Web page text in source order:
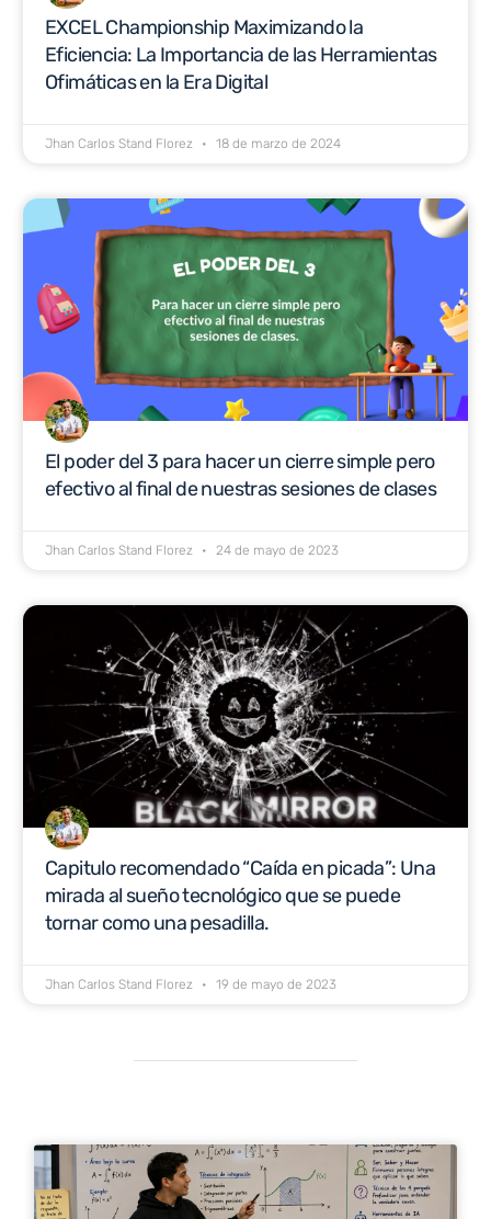
EXCEL Championship Maximizando la
Eficiencia: La Importancia de las Herramientas
Ofimáticas en la Era Digital
Jhan Carlos Stand Florez 18 de marzo de 2024
El poder del 3 para hacer un cierre simple pero
efectivo al final de nuestras sesiones de clases
Jhan Carlos Stand Florez 24 de mayo de 2023
Capitulo recomendado “Caída en picada”: Una
mirada al sueño tecnológico que se puede
tornar como una pesadilla.
Jhan Carlos Stand Florez 19 de mayo de 2023